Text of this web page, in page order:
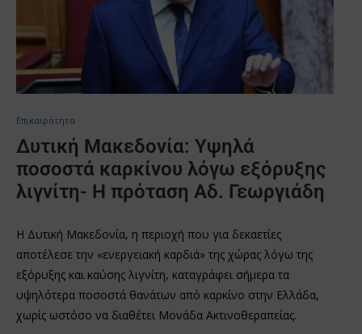
Επικαιρότητα
Δυτική Μακεδονία: Υψηλά
ποσοστά καρκίνου λόγω εξόρυξης
λιγνίτη- Η πρόταση Αδ. Γεωργιάδη
Η Δυτική Μακεδονία, η περιοχή που για δεκαετίες
αποτέλεσε την «ενεργειακή καρδιά» της χώρας λόγω της
εξόρυξης και καύσης λιγνίτη, καταγράφει σήμερα τα
υψηλότερα ποσοστά θανάτων από καρκίνο στην Ελλάδα,
χωρίς ωστόσο να διαθέτει Μονάδα Ακτινοθεραπείας.